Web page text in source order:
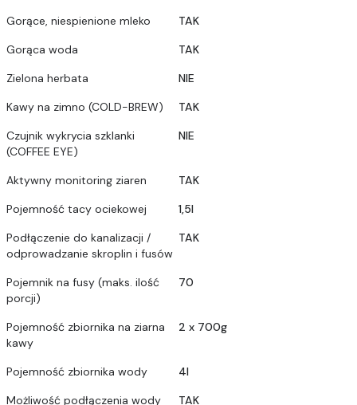
Gorące, niespienione mleko
TAK
Gorąca woda
TAK
Zielona herbata
NIE
Kawy na zimno (COLD-BREW)
TAK
Czujnik wykrycia szklanki
(COFFEE EYE)
NIE
Aktywny monitoring ziaren
TAK
Pojemność tacy ociekowej
1,5l
Podłączenie do kanalizacji /
odprowadzanie skroplin i fusów
TAK
Pojemnik na fusy (maks. ilość
porcji)
70
Pojemność zbiornika na ziarna
kawy
2 x 700g
Pojemność zbiornika wody
4l
Możliwość podłączenia wody
TAK